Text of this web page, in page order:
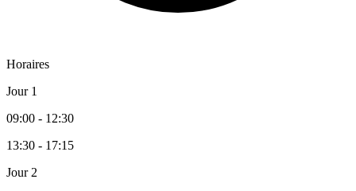
Horaires
Jour 1
09:00 - 12:30
13:30 - 17:15
Jour 2